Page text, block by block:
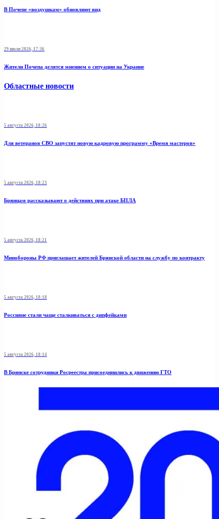
В Почепе «воздушкам» обновляют вид
29 июля 2026, 17:36
Жители Почепа делятся мнением о ситуации на Украине
Областные новости
5 августа 2026, 18:26
Для ветеранов СВО запустят новую кадровую программу «Время мастеров»
5 августа 2026, 18:23
Брянцам рассказывают о действиях при атаке БПЛА
5 августа 2026, 18:21
Минобoроны РФ приглaшaет житeлeй Брянской области на службу по контракту
5 августа 2026, 18:18
Россияне стали чаще сталкиваться с дипфейками
5 августа 2026, 18:14
В Брянске сотрудники Росреестра присоединились к движению ГТО